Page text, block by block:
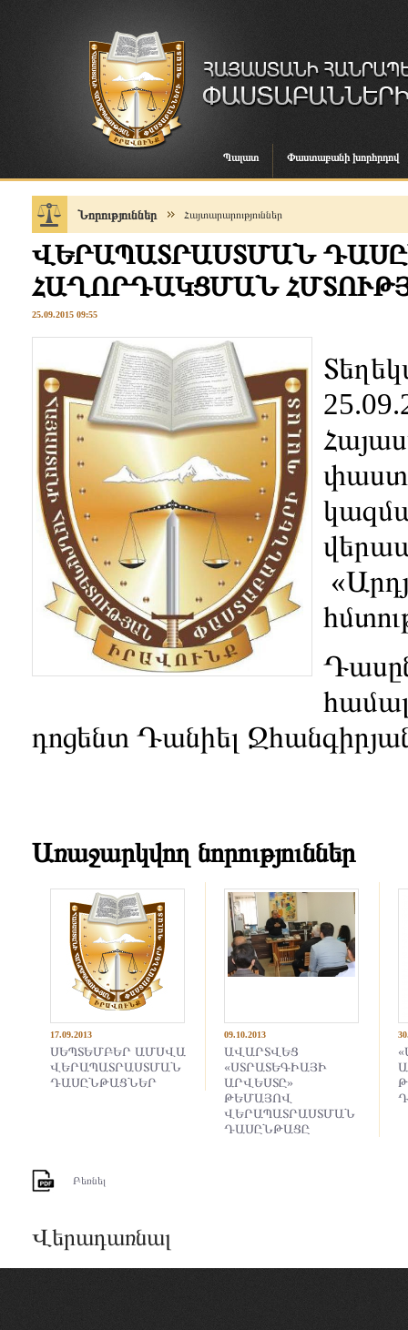
Պալատ Փաստաբանի խորհրդով
Նորություններ Հայտարարություններ
ՎԵՐԱՊԱՏՐԱՍՏՄԱՆ
ՀԱՂՈՐԴԱԿՑՄԱՆ
25.09.2015 09:55
դոցենտ Դանիել
Առաջարկվող նորություններ
17.09.2013
ՍԵՊՏԵՄԲԵՐ ԱՄՍՎԱ
ՎԵՐԱՊԱՏՐԱՍՏՄԱՆ
ԴԱՍԸՆԹԱՑՆԵՐ
09.10.2013
ԱՎԱՐՏՎԵՑ
«ՍՏՐԱՏԵԳԻԱՅԻ
ԱՐՎԵՍՏԸ»
ԹԵՄԱՅՈՎ
ՎԵՐԱՊԱՏՐԱՍՏՄԱՆ
ԴԱՍԸՆԹԱՑԸ
Բեռնել
Վերադառնալ